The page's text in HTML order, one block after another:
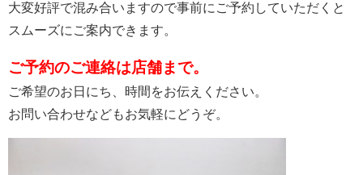
大変好評で混み合いますので事前にご予約していただくと
スムーズにご案内できます。
ご予約のご連絡は店舗まで。
ご希望のお日にち、時間をお伝えください。
お問い合わせなどもお気軽にどうぞ。